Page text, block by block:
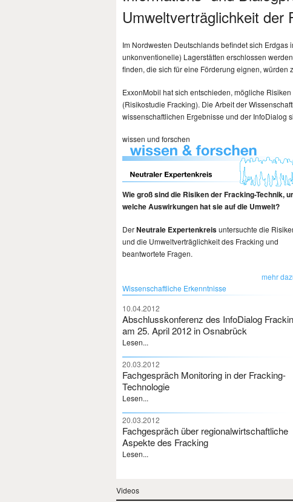
Umweltverträglichkeit der
Im Nordwesten Deutschlands befindet sich
unkonventionelle) Lagerstätten erschlossen
finden, die sich für eine Förderung eignen,
ExxonMobil hat sich entschieden, mögliche
(Risikostudie Fracking). Die Arbeit der
wissenschaftlichen Ergebnisse und der InfoDialog
wissen und forschen
Wie groß sind die Risiken der Fracking-Technik,
welche Auswirkungen hat sie auf die Umwelt?
DerNeutrale Expertenkreisuntersuchte die
und die Umweltverträglichkeit des Fracking und
beantwortete Fragen.
mehr
Wissenschaftliche Erkenntnisse
10.04.2012
Abschlusskonferenz des InfoDialog
am 25. April 2012 in Osnabrück
Lesen...
20.03.2012
Fachgespräch Monitoring in der Fracking-
Technologie
Lesen...
20.03.2012
Fachgespräch über regionalwirtschaftliche
Aspekte des Fracking
Lesen...
Videos